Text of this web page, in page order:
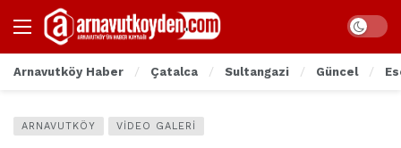
Arnavutköy Haber Çatalca Sultangazi Güncel
ARNAVUTKÖY VIDEO GALERI